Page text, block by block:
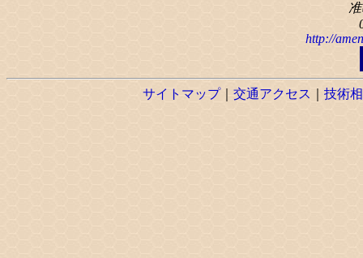
http://
サイトマップ｜ 交通アクセス 技術